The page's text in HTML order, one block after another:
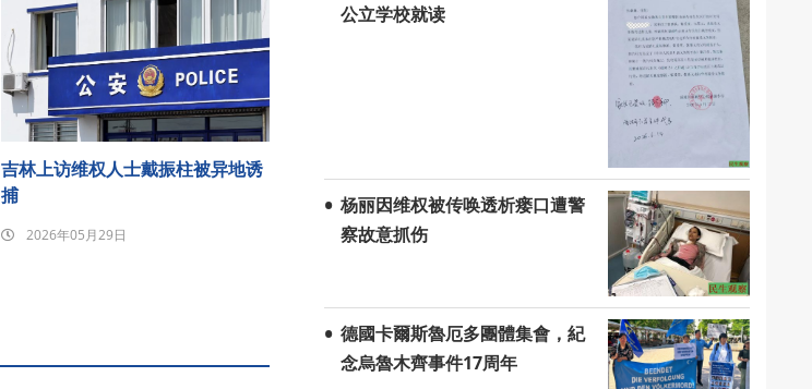
吉林上访维权人士戴振柱被异地诱
捕
2026年05月29日
公立学校就读
杨丽因维权被传唤透析瘘口遭警
察故意抓伤
德國卡爾斯魯厄多團體集會，紀
念烏魯木齊事件17周年